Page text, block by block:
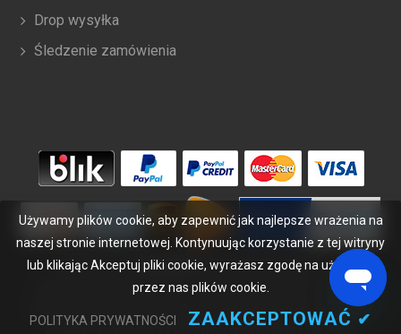
Drop wysyłka
Śledzenie zamówienia
Copyright ©2026 bateriabuy.pl. Wszelkie prawa zastrzeżone.
Wyznaczone znaki handlowe i marki są własnością ich właścicieli.
BateriaBuy.pl nie jest powiązany z żadnymi markami OEM. Wszystkie
produkty na tej stronie są ogólnymi, nieoryginalnymi częściami
Używamy plików cookie, aby zapewnić jak najlepsze wrażenia na
naszej stronie internetowej. Kontynuując korzystanie z tej witryny
lub klikając Akceptuj pliki cookie, wyrażasz zgodę na używanie
przez nas plików cookie.
POLITYKA PRYWATNOŚCI ZAAKCEPTOWAĆ ✔